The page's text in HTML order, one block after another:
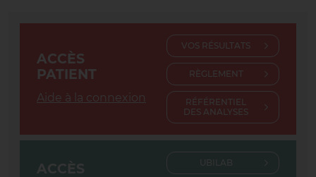
BEAUREPAIRE
BOURG LES VALENCE
BOURG-DE-PÉAGE
CHABEUIL
ACCÈS
PATIENT
Aide à la connexion
VOS RÉSULTATS
RÈGLEMENT
RÉFÉRENTIEL
DES ANALYSES